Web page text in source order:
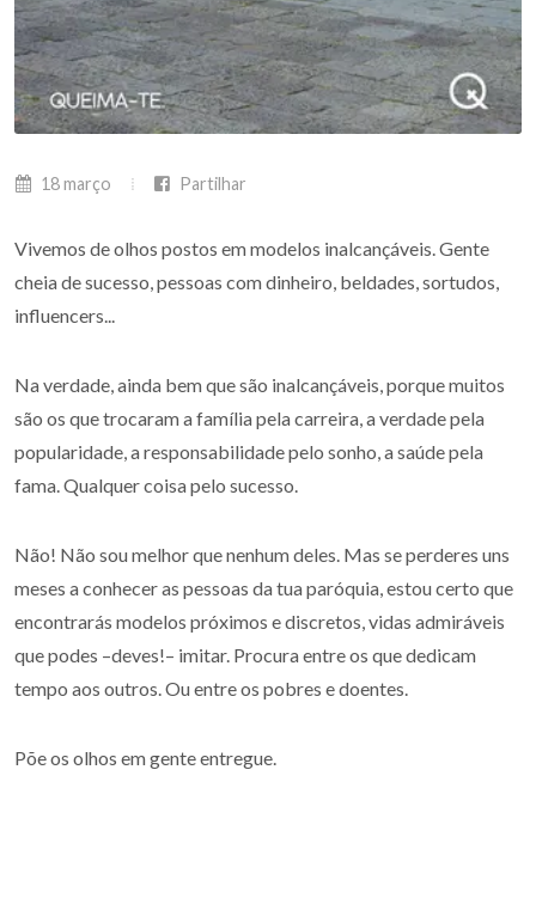
18 março Partilhar
Vivemos de olhos postos em modelos inalcançáveis. Gente
cheia de sucesso, pessoas com dinheiro, beldades, sortudos,
influencers...
Na verdade, ainda bem que são inalcançáveis, porque muitos
são os que trocaram a família pela carreira, a verdade pela
popularidade, a responsabilidade pelo sonho, a saúde pela
fama. Qualquer coisa pelo sucesso.
Não! Não sou melhor que nenhum deles. Mas se perderes uns
meses a conhecer as pessoas da tua paróquia, estou certo que
encontrarás modelos próximos e discretos, vidas admiráveis
que podes –deves!– imitar. Procura entre os que dedicam
tempo aos outros. Ou entre os pobres e doentes.
Põe os olhos em gente entregue.